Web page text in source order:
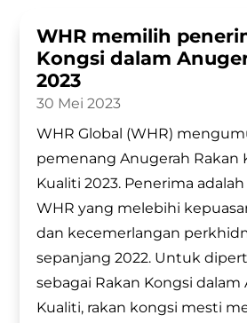
WHR memilih
Kongsi dalam
2023
30 Mei 2023
WHR Global (WHR)
pemenang Anugerah Rakan
Kualiti 2023. Penerima
WHR yang melebihi
dan kecemerlangan
sepanjang 2022. Untuk
sebagai Rakan Kongsi dalam
Kualiti, rakan kongsi mesti